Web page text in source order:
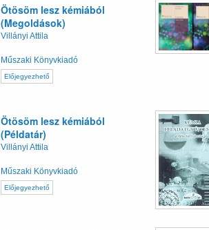
Ötösöm lesz kémiából
(Megoldások)
Villányi Attila
Műszaki Könyvkiadó
Előjegyezhető
Ötösöm lesz kémiából
(Példatár)
Villányi Attila
Műszaki Könyvkiadó
Előjegyezhető